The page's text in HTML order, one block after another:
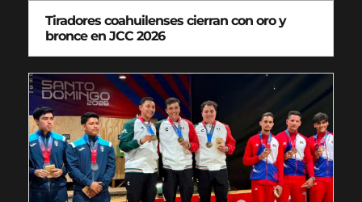
Tiradores coahuilenses cierran con oro y
bronce en JCC 2026